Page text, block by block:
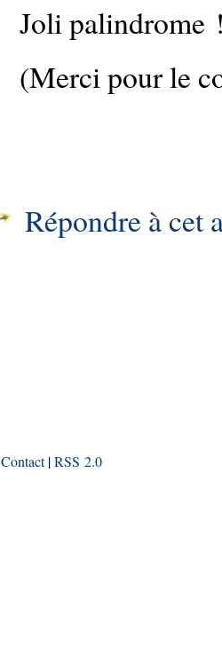
Joli palindrome
(Merci pour le
Répondre à cet
Contact|RSS 2.0